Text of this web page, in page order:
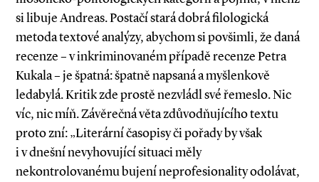
si libuje Andreas. Postačí stará dobrá filologická
metoda textové analýzy, abychom si povšimli, že daná
recenze – v inkrimi­novaném případě recenze Petra
Kukala – je špatná: špatně napsaná a myšlenkově
ledabylá. Kritik zde prostě nezvládl své řemeslo. Nic
víc, nic míň. Závěrečná věta zdůvodňujícího textu
proto zní: „Literární časopisy či pořady by však
i v dnešní nevyhovující situaci měly
nekontrolovanému bujení neprofesionality odolávat,